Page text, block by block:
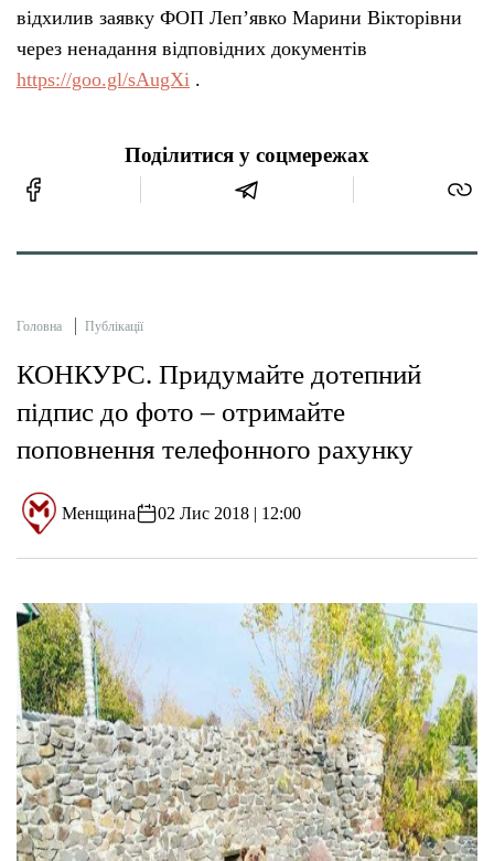
відхилив заявку ФОП Леп’явко Марини Вікторівни
через ненадання відповідних документів
https://goo.gl/sAugXi .
Поділитися у соцмережах
Головна Публікації
КОНКУРС. Придумайте дотепний
підпис до фото – отримайте
поповнення телефонного рахунку
Менщина 02 Лис 2018 | 12:00